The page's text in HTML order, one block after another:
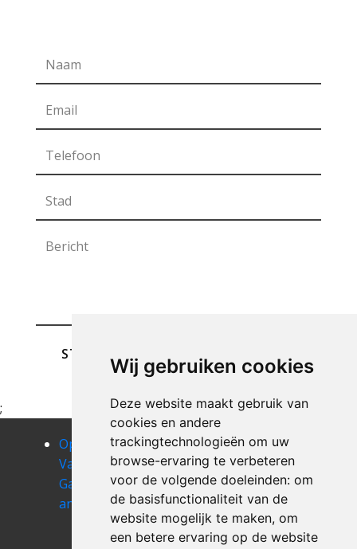
Wij gebruiken cookies
Deze website maakt gebruik van
cookies en andere
trackingtechnologieën om uw
browse-ervaring te verbeteren
voor de volgende doeleinden: om
de basisfunctionaliteit van de
website mogelijk te maken, om
een betere ervaring op de website
STUREN
;
Opruimen
Van Uw
Garage
anhee
Opruimen
Van Uw
Garage
annevoie-
rouillon
Opruimen
Van Uw
Garage
anseremme
Opruimen
Van Uw